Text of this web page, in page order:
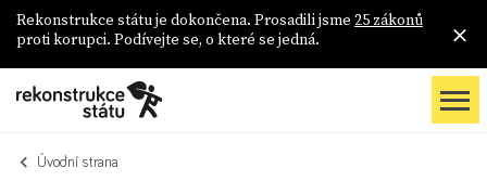
Rekonstrukce státu je dokončena. Prosadili jsme 25 zákonů
proti korupci. Podívejte se, o které se jedná.
Úvodní strana